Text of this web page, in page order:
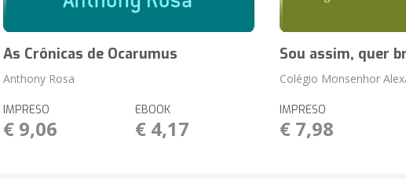
As Crônicas de Ocarumus
Anthony Rosa
IMPRESO
€ 9,06
EBOOK
€ 4,17
Sou assim, quer
Colégio Monsenhor
IMPRESO
€ 7,98